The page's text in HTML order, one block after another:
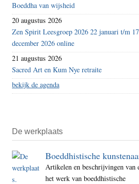
Boeddha van wijsheid
20 augustus 2026
Zen Spirit Leesgroep 2026 22 januari t/m 17
december 2026 online
21 augustus 2026
Sacred Art en Kum Nye retraite
bekijk de agenda
De werkplaats
Boeddhistische
Artikelen en beschrijvingen van
het werk van boeddhistische